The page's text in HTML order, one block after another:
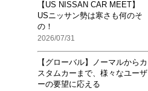
【US NISSAN CAR MEET】
USニッサン勢は寒さも何のそ
の！
2026/07/31
【グローバル】ノーマルからカ
スタムカーまで、様々なユーザ
ーの要望に応える